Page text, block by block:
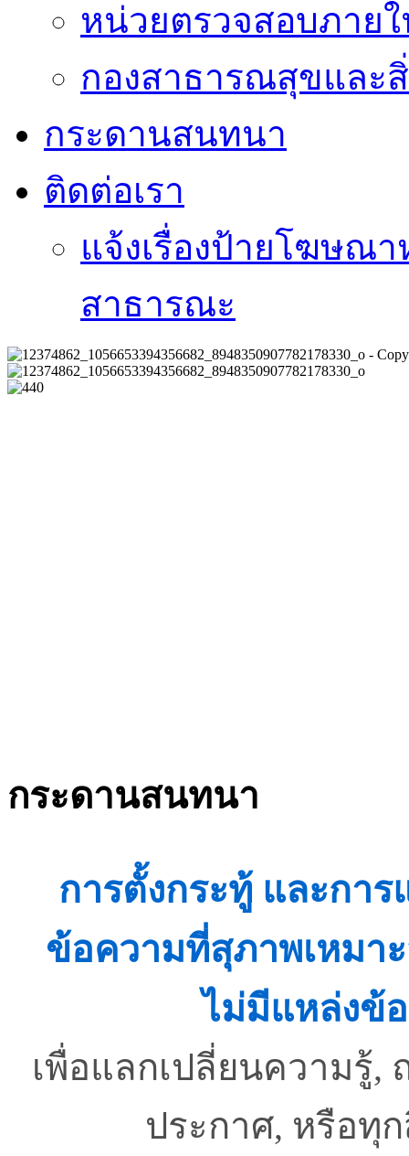
หน่วยตรวจสอบภาย
กองสาธารณสุขและ
กระดานสนทนา
ติดต่อเรา
แจ้งเรื่องป้ายโฆษณ
สาธารณะ
กระดานสนทนา
การตั้งกระทู้ และกา
ข้อความที่สุภาพเหมา
ไม่มีแหล่งข้
เพื่อแลกเปลี่ยนความรู้
ประกาศ, หรือทุ